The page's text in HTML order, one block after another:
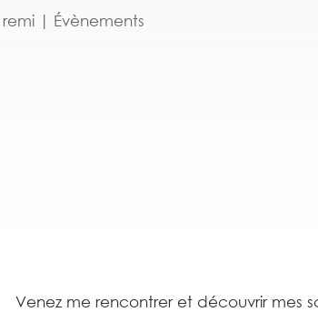
remi | Évènements
Venez me rencontrer et découvrir mes